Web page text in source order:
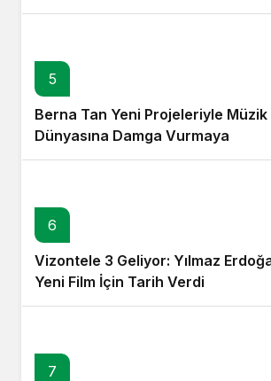
5
Berna Tan Yeni Projeleriyle Müzik
Dünyasına Damga Vurmaya
Hazırlanıyor
6
Vizontele 3 Geliyor: Yılmaz
Yeni Film İçin Tarih Verdi
7